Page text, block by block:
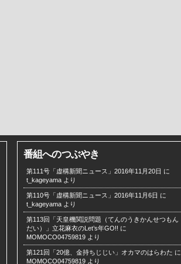
番組へのつぶやき
第111号「虚構新聞ニュース」2016年11月20日 に
t_kageyama より
第110号「虚構新聞ニュース」2016年11月6日 に
t_kageyama より
第113回「天皇機関説問題（てんのうきかんせつもん
だい）」立花麻衣のLet’s年GO!! に
MOMOCO04759819 より
第121回「20億、金持ちじじい」オカマのはらわた に
MOMOCO04759819 より